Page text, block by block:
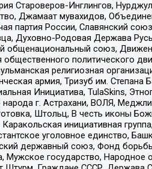
Староверов-Инглингов,
Джамаат мувахидов,
партия России, Славянский
Духовно-Родовая Держава
общенациональный союз,
политического
религиозная
армия, Тризуб им. Степана
Инициатива, TulaSkins,
г. Астрахани, ВОЛЯ,
Штольц, В честь иконы
инициативная
уголовное единство,
державный союз, Фонд
Мужское государство,